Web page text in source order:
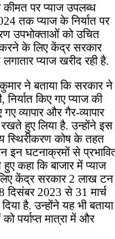
पर प्याज उपलब्ध
तक प्याज के निर्यात पर
उपभोक्ताओं को उचित
करने के लिए केंद्र सरकार
प्याज खरीद रही है.
ने बताया कि सरकार ने
किए गए प्याज की
गए व्यापार और गैर-व्यापार
हुए लिया है. उन्होंने इस
स्थिरीकरण कोष के तहत
इन घटनाक्रमों से
कहा कि बाजार में प्याज
केंद्र सरकार 2 लाख टन
दिसंबर 2023 से 31 मार्च
है. उन्होंने यह भी बताया
पर्याप्त मात्रा में और